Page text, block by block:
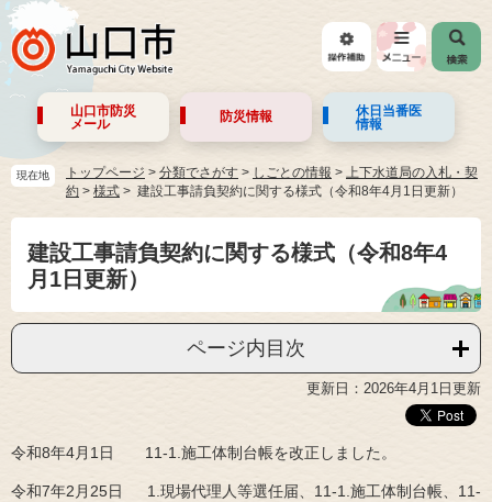
山口市防災
メール
防災情報
休日当番医
情報
現在地 トップページ > 分類でさがす > しごとの情報 >
上下水道局の入札・契
約 > 様式 建設工事請負契約に関する様式（令和8年4月1日更新）
建設工事請負契約に関する様式（令和8年4
月1日更新）
ページ内目次
更新日：2026年4月1日更新
令和8年4月1日 11-1.施工体制台帳を改正しました。
令和7年2月25日 1.現場代理人等選任届、11-1.施工体制台帳、11-